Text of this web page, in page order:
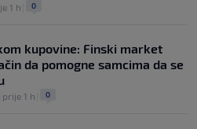
1 h 0
kupovine: Finski market
da pomogne samcima da se
prije 1 h 0